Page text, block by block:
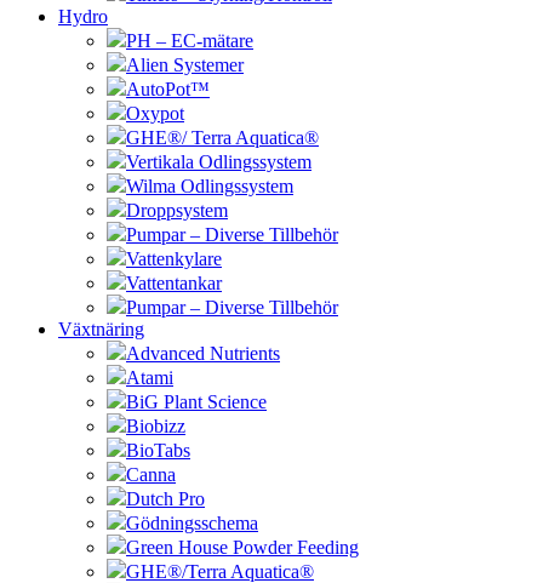
Hydro
PH – EC-mätare
Alien Systemer
AutoPot™
Oxypot
GHE®/ Terra Aquatica®
Vertikala Odlingssystem
Wilma Odlingssystem
Droppsystem
Pumpar – Diverse Tillbehör
Vattenkylare
Vattentankar
Pumpar – Diverse Tillbehör
Växtnäring
Advanced Nutrients
Atami
BiG Plant Science
Biobizz
BioTabs
Canna
Dutch Pro
Gödningsschema
Green House Powder Feeding
GHE®/Terra Aquatica®